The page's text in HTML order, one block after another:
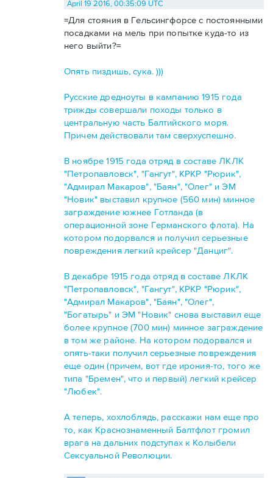
April 19 2016, 00:35:09 UTC
=Для стояния в Гельсингфорсе с постоянными
посадками на мель при попытке куда-то из
него выйти?=
Опять пиздишь, сука. )))
Русские дредноуты в кампанию 1915 года
трижды совершали походы только в
центральную часть Балтийского моря.
Причем действовали там сверхуспешно.
В ноябре 1915 года отряд в составе ЛКЛК
"Петропавловск", "Гангут", КРКР "Рюрик",
"Адмирал Макаров", "Баян", "Олег" и ЭМ
"Новик" выставил крупное (560 мин) минное
заграждение южнее Готланда (в
операционной зоне Германского флота). На
котором подорвался и получил серьезные
повреждения легкий крейсер "Данциг".
В декабре 1915 года отряд в составе ЛКЛК
"Петропавловск", "Гангут", КРКР "Рюрик",
"Адмирал Макаров", "Баян", "Олег",
"Богатырь" и ЭМ "Новик" снова выставил еще
более крупное (700 мин) минное заграждение
в том же районе. На котором подорвался и
опять-таки получил серьезные повреждения
еще один (причем, вот где ирония-то, того же
типа "Бремен", что и первый) легкий крейсер
"Любек".
А теперь, хохлоблядь, расскажи нам еще про
то, как Краснознаменный Балтфлот громил
врага на дальних подступах к Колыбели
Сексуальной Революции.